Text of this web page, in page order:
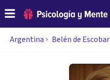
Argentina Belén de Escobar